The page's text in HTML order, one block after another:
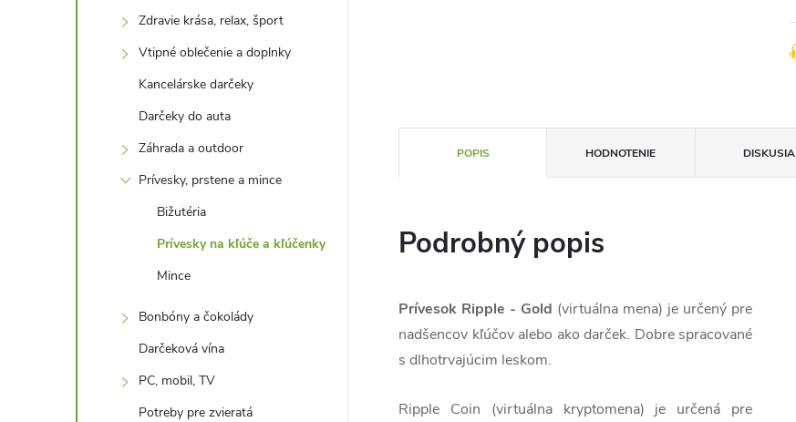
Zdravie krása, relax, šport
Vtipné oblečenie a doplnky
Kancelárske darčeky
Darčeky do auta
Záhrada a outdoor
Prívesky, prstene a mince
Bižutéria
Prívesky na kľúče a kľúčenky
Mince
Bonbóny a čokolády
Darčeková vína
PC, mobil, TV
Potreby pre zvieratá
POPIS HODNOTENIE DISKUSIA
Podrobný popis
Prívesok Ripple - Gold (virtuálna mena) je určený pre
nadšencov kľúčov alebo ako darček. Dobre spracované
s dlhotrvajúcim leskom.
Ripple Coin (virtuálna kryptomena) je určená pre